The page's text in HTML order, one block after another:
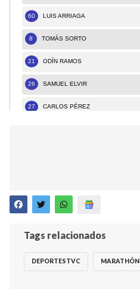
Tags relacionados
DEPORTESTVC MARATHÓN